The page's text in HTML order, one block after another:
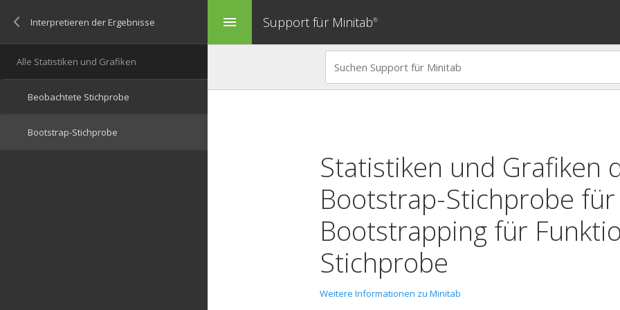
menu Support für Minitab®
Statistiken und Grafiken
Bootstrap-Stichprobe für
Bootstrapping für
Stichprobe
Weitere Informationen zu Minitab